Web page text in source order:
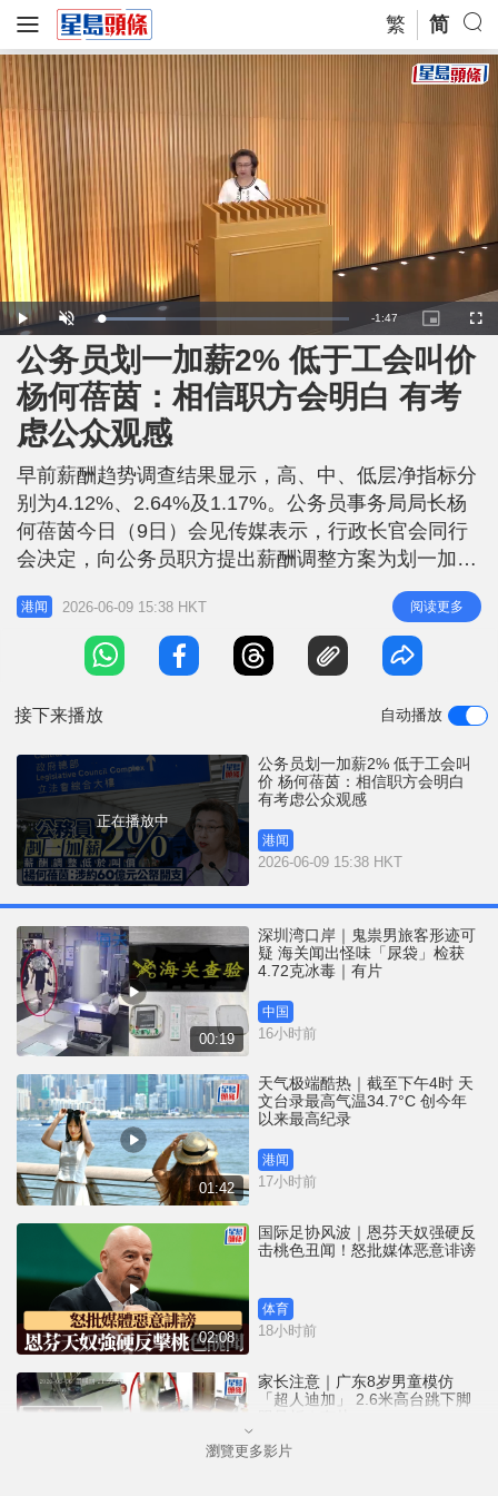
繁 简
P
l
a
y
U
n
m
u
t
e
L
o
a
e
d
:
2
6
.
1
6
R
e
m
n
n
-1:47
P
i
c
u
e
-
c
t
r
e
F
u
l
公务员划一加薪2% 低于工会叫价
杨何蓓茵：相信职方会明白 有考
虑公众观感
早前薪酬趋势调查结果显示，高、中、低层净指标分
别为4.12%、2.64%及1.17%。公务员事务局局长杨
何蓓茵今日（9日）会见传媒表示，行政长官会同行
会决定，向公务员职方提出薪酬调整方案为划一加薪
2%，追溯到今年4月1日。对于只加薪2%是否与宏福
苑事件有关，她称行会作任何决定都会考虑公众观
感。 杨何蓓茵：加薪已全面平衡所有因素 杨何蓓茵
表示，政府在决定公务员薪酬调整时，已全面考虑并
港闻 2026-06-09 15:38 HKT 阅读更多
接下来播放 自动播放
正在播放中
公务员划一加薪2% 低于工会叫
价 杨何蓓茵：相信职方会明白
有考虑公众观感
港闻
2026-06-09 15:38 HKT
00:19
深圳湾口岸｜鬼祟男旅客形迹可
疑 海关闻出怪味「尿袋」检获
4.72克冰毒｜有片
中国
16小时前
01:42
天气极端酷热｜截至下午4时 天
文台录最高气温34.7°C 创今年
以来最高纪录
港闻
17小时前
02:08
国际足协风波｜恩芬天奴强硬反
击桃色丑闻！怒批媒体恶意诽谤
体育
18小时前
家长注意｜广东8岁男童模仿
「超人迪加」 2.6米高台跳下脚
中国
瀏覽更多影片